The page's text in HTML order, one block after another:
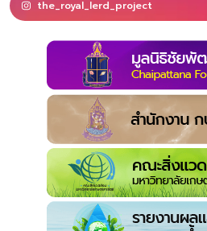
the_royal_lerd_project